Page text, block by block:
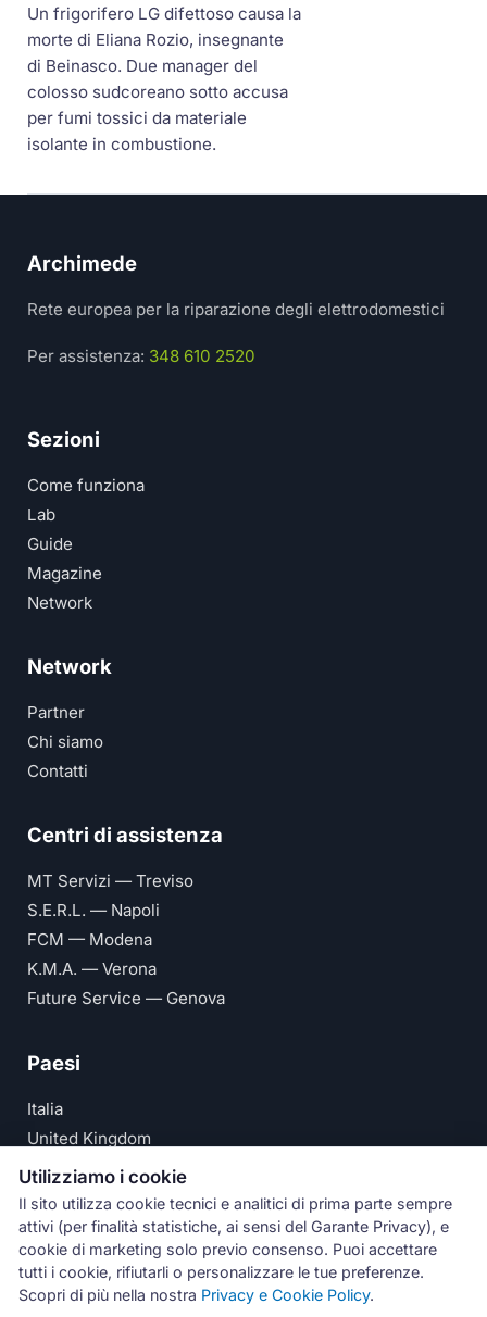
Un frigorifero LG difettoso causa la
morte di Eliana Rozio, insegnante
di Beinasco. Due manager del
colosso sudcoreano sotto accusa
per fumi tossici da materiale
isolante in combustione.
Archimede
Rete europea per la riparazione degli elettrodomestici
Per assistenza: 348 610 2520
Sezioni
Come funziona
Lab
Guide
Magazine
Network
Network
Partner
Chi siamo
Contatti
Centri di assistenza
MT Servizi — Treviso
S.E.R.L. — Napoli
FCM — Modena
K.M.A. — Verona
Future Service — Genova
Paesi
Italia
United Kingdom
Deutschland
España
© Numeri Primi Srl — P.IVA IT11621120960 ·Privacy e
Cookie Policy
Utilizziamo i cookie
Il sito utilizza cookie tecnici e analitici di prima parte sempre
attivi (per finalità statistiche, ai sensi del Garante Privacy), e
cookie di marketing solo previo consenso. Puoi accettare
tutti i cookie, rifiutarli o personalizzare le tue preferenze.
Scopri di più nella nostra Privacy e Cookie Policy.